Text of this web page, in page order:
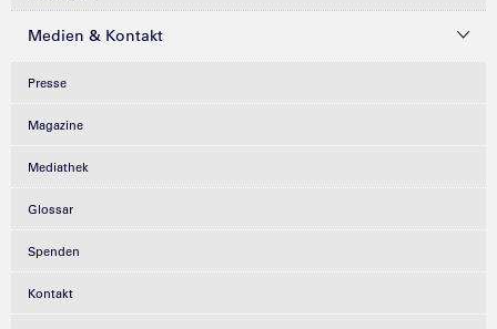
Medien & Kontakt
Presse
Magazine
Mediathek
Glossar
Spenden
Kontakt